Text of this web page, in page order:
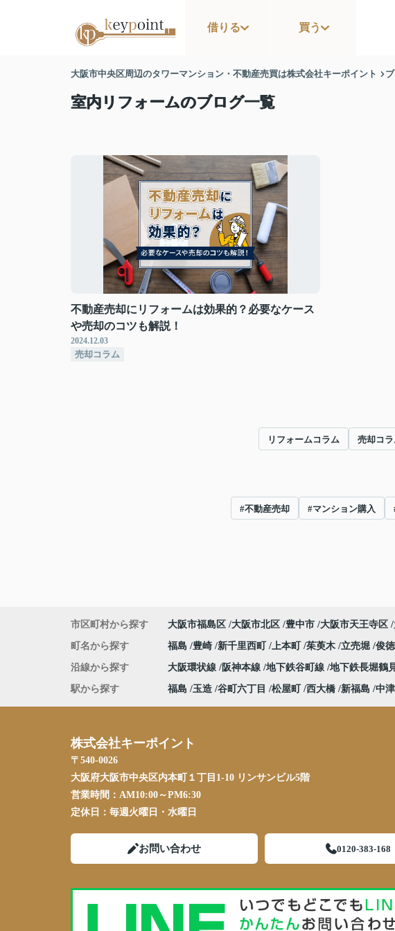
借りる 買う
大阪市中央区周辺のタワーマンション・不動産売買は株式会社キーポイント
室内リフォームのブログ一覧
不動産売却にリフォームは効果的？必要なケース
や売却のコツも解説！
2024.12.03
売却コラム
リフォームコラム 売却コ
#不動産売却 #マンション購入
市区町村から探す 大阪市福島区 大阪市北区 豊中市 大阪市天王寺区
町名から探す 福島 豊崎 新千里西町 上本町 茱萸木 立売堀 俊徳
沿線から探す 大阪環状線 阪神本線 地下鉄谷町線 地下鉄長堀鶴
駅から探す 福島 玉造 谷町六丁目 松屋町 西大橋 新福島 中津
株式会社キーポイント
〒540-0026
大阪府大阪市中央区内本町１丁目1-10 リンサンビル5階
営業時間： AM10:00～PM6:30
定休日： 毎週火曜日・水曜日
お問い合わせ 0120-383-168